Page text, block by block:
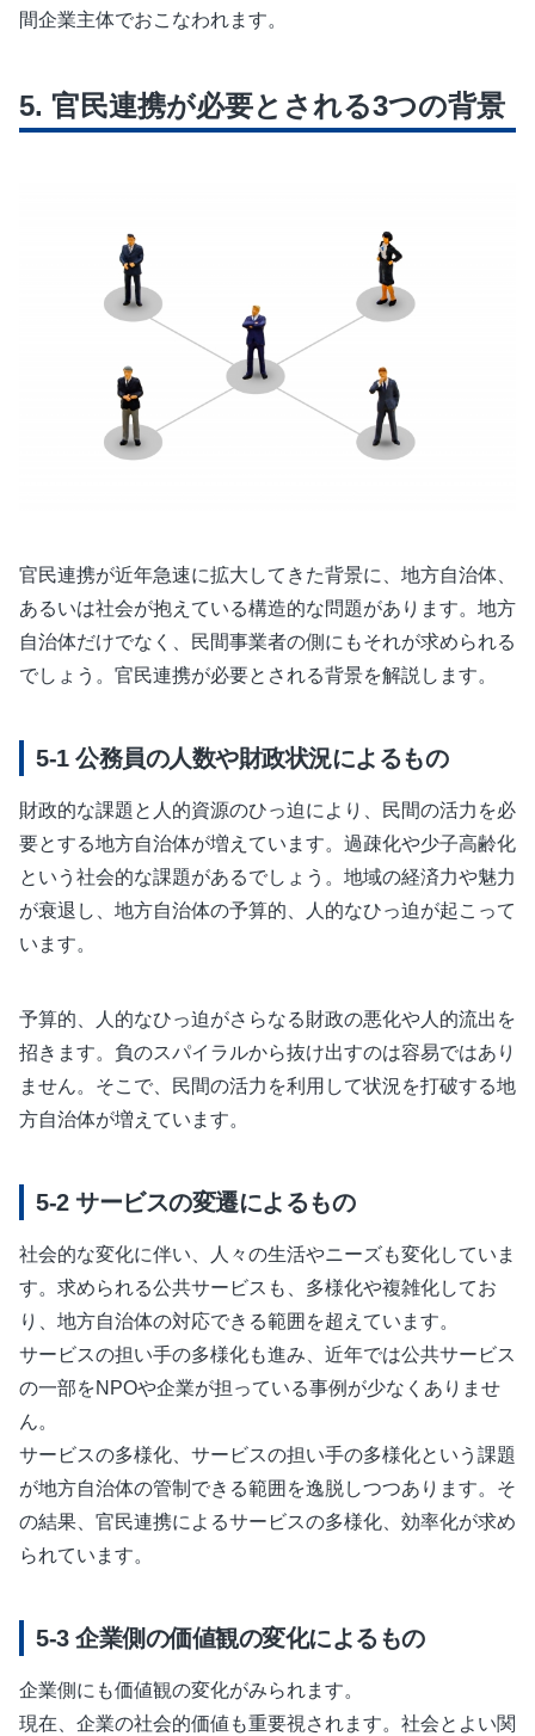
間企業主体でおこなわれます。
官民連携が必要とされる3つの背景
官民連携が近年急速に拡大してきた背景に、地方自治体、
あるいは社会が抱えている構造的な問題があります。地方
自治体だけでなく、民間事業者の側にもそれが求められる
でしょう。官民連携が必要とされる背景を解説します。
公務員の人数や財政状況によるもの
財政的な課題と人的資源のひっ迫により、民間の活力を必
要とする地方自治体が増えています。過疎化や少子高齢化
という社会的な課題があるでしょう。地域の経済力や魅力
が衰退し、地方自治体の予算的、人的なひっ迫が起こって
います。
予算的、人的なひっ迫がさらなる財政の悪化や人的流出を
招きます。負のスパイラルから抜け出すのは容易ではあり
ません。そこで、民間の活力を利用して状況を打破する地
方自治体が増えています。
サービスの変遷によるもの
社会的な変化に伴い、人々の生活やニーズも変化していま
す。求められる公共サービスも、多様化や複雑化してお
り、地方自治体の対応できる範囲を超えています。
サービスの担い手の多様化も進み、近年では公共サービス
の一部をNPOや企業が担っている事例が少なくありませ
ん。
サービスの多様化、サービスの担い手の多様化という課題
が地方自治体の管制できる範囲を逸脱しつつあります。そ
の結果、官民連携によるサービスの多様化、効率化が求め
られています。
企業側の価値観の変化によるもの
企業側にも価値観の変化がみられます。
現在、企業の社会的価値も重要視されます。社会とよい関